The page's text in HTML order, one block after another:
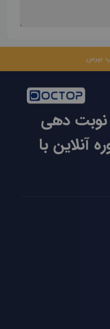
بپرس
نوبت دهی
آنلاین با